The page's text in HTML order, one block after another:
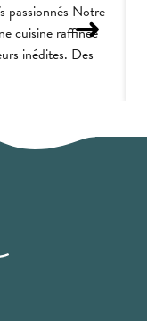
passionnés Notre
cuisine raffinée
inédites. Des